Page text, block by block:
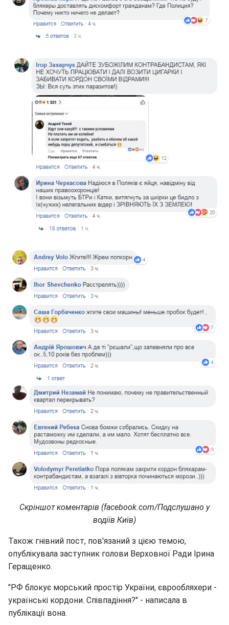
Скріншот коментарів (facebook.com/Подслушано у
водіїв Київ)
Також гнівний пост, пов'язаний з цією темою,
опублікувала заступник голови Верховної Ради Ірина
Геращенко.
"РФ блокує морський простір України, єврообляхери -
українські кордони. Спiвпадiння?" - написала в
публікації вона.